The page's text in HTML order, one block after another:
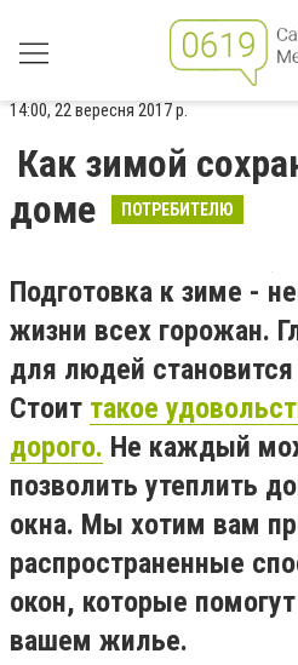
14:00, 22 вересня 2017 р.
Как зимой
доме
ПОТРЕБИТЕЛЮ
Подготовка к зиме -
жизни всех горожан.
для людей
Стоит такое
дорого. Не каждый
позволить утеплить
окна. Мы хотим вам
распространенные
окон, которые
вашем жилье.